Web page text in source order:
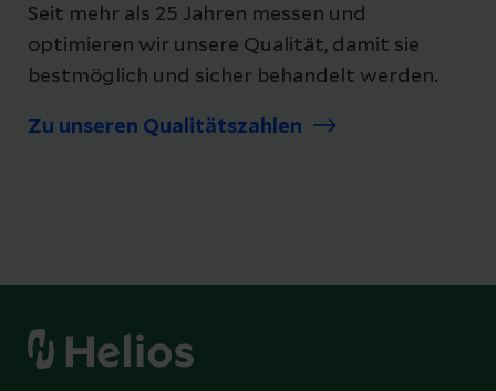
Seit mehr als 25 Jahren messen und
optimieren wir unsere Qualität, damit sie
bestmöglich und sicher behandelt werden.
Zu unseren Qualitätszahlen